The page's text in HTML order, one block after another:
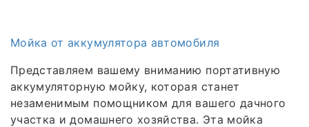
Мойка от аккумулятора автомобиля
Представляем вашему вниманию портативную
аккумуляторную мойку, которая станет
незаменимым помощником для вашего дачного
участка и домашнего хозяйства. Эта мойка